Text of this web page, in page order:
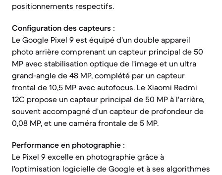
positionnements respectifs.
Configuration des capteurs :
Le Google Pixel 9 est équipé d'un double appareil
photo arrière comprenant un capteur principal de 50
MP avec stabilisation optique de l'image et un ultra
grand-angle de 48 MP, complété par un capteur
frontal de 10,5 MP avec autofocus. Le Xiaomi Redmi
12C propose un capteur principal de 50 MP à l'arrière,
souvent accompagné d'un capteur de profondeur de
0,08 MP, et une caméra frontale de 5 MP.
Performance en photographie :
Le Pixel 9 excelle en photographie grâce à
l'optimisation logicielle de Google et à ses algorithmes